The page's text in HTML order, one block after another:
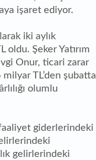
işaret ediyor.
iki aylık
oldu. Şeker Yatırım
Onur, ticari zarar
TL’den şubatta
olumlu
faaliyet giderlerindeki
gelirlerindeki